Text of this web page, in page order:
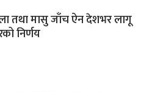
तथा मासु जाँच ऐन देशभर लागू
निर्णय